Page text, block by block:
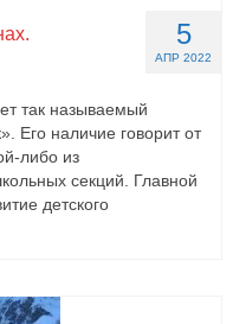
5
АПР 2022
так называемый
Его наличие говорит от
либо из
секций. Главной
детского